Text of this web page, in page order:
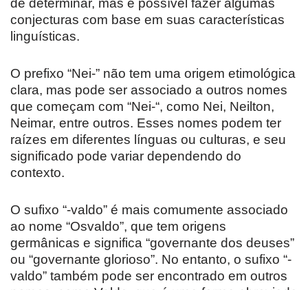
de determinar, mas é possível fazer algumas
conjecturas com base em suas características
linguísticas.
O prefixo “Nei-” não tem uma origem etimológica
clara, mas pode ser associado a outros nomes
que começam com “Nei-“, como Nei, Neilton,
Neimar, entre outros. Esses nomes podem ter
raízes em diferentes línguas ou culturas, e seu
significado pode variar dependendo do
contexto.
O sufixo “-valdo” é mais comumente associado
ao nome “Osvaldo”, que tem origens
germânicas e significa “governante dos deuses”
ou “governante glorioso”. No entanto, o sufixo “-
valdo” também pode ser encontrado em outros